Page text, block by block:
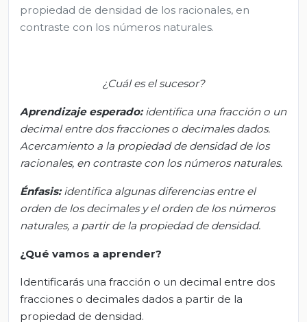
propiedad de densidad de los racionales, en
contraste con los números naturales.
¿Cuál es el sucesor?
Aprendizajeesperado: identifica una fracción o un
decimal entre dos fracciones o decimales dados.
Acercamiento a la propiedad de densidad de los
racionales, en contraste con los números naturales.
Énfasis: identifica algunas diferencias entre el
orden de los decimales y el orden de los números
naturales, a partir de la propiedad de densidad.
¿Qué vamos a aprender?
Identificarás una fracción o un decimal entre dos
fracciones o decimales dados a partir de la
propiedad de densidad.